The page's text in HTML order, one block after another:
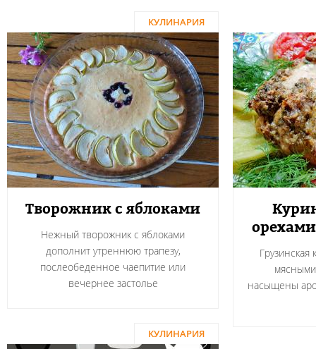
КУЛИНАРИЯ
Творожник с яблоками
Нежный творожник с яблоками
дополнит утреннюю трапезу,
послеобеденное чаепитие или
вечернее застолье
Грузинская
насыщены
КУЛИНАРИЯ